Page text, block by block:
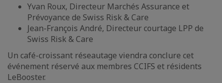
Yvan Roux, Directeur Marchés Assurance et
Prévoyance de Swiss Risk & Care
Jean-François André, Directeur courtage LPP de
Swiss Risk & Care
Un café-croissant réseautage viendra conclure cet
événement réservé aux membres CCIFS et résidents
LeBooster.